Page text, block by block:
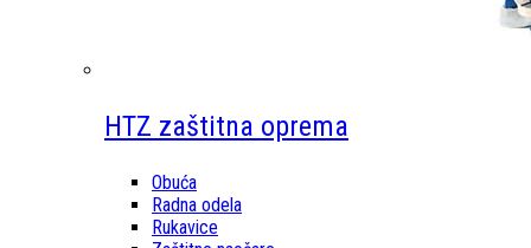
HTZ zaštitna oprema
Obuća
Radna odela
Rukavice